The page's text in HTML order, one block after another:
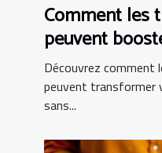
Comment les
peuvent
sans les
Découvrez comment
peuvent transformer
sans...